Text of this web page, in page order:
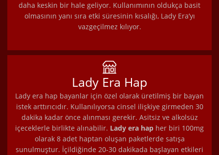
daha keskin bir hale geliyor. Kullanımının oldukça basit
olmasının yanı sıra etki süresinin kısalığı, Lady Era’yı
vazgeçilmez kılıyor.
Lady Era Hap
Lady era hap bayanlar için özel olarak üretilmiş bir bayan
istek arttırıcıdır. Kullanılıyorsa cinsel ilişkiye girmeden 30
dakika kadar önce alınması gerekir. Asitsiz ve alkolsüz
içeceklerle birlikte alınabilir. Lady era hap her biri 100mg
olarak 8 adet haptan oluşan paketlerde satışa
sunulmuştur. İçildiğinde 20-30 dakikada başlayan etkileri